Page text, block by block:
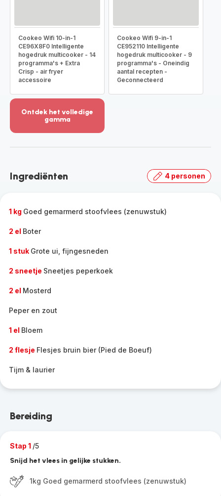
Cookeo Wifi 10-in-1
CE96X8F0 Intelligente
hogedruk multicooker - 14
programma's + Extra
Crisp - air fryer
accessoire
Cookeo Wifi 9-in-1
CE952110 Intelligente
hogedruk multicooker - 9
programma's - Oneindig
aantal recepten -
Geconnecteerd
Ontdek het volledige
gamma
-
volledige
Ingrediënten 4 personen
1 kg Goed gemarmerd stoofvlees (zenuwstuk)
2 el Boter
1 stuk Grote ui, fijngesneden
2 sneetje Sneetjes peperkoek
2 el Mosterd
Peper en zout
1 el Bloem
2 flesje Flesjes bruin bier (Pied de Boeuf)
Tijm & laurier
Bereiding
Stap 1 /5
Snijd het vlees in gelijke stukken.
1kg Goed gemarmerd stoofvlees (zenuwstuk)